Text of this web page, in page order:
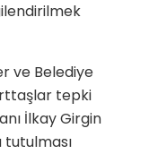
ve Belediye
tepki
İlkay Girgin
tutulması